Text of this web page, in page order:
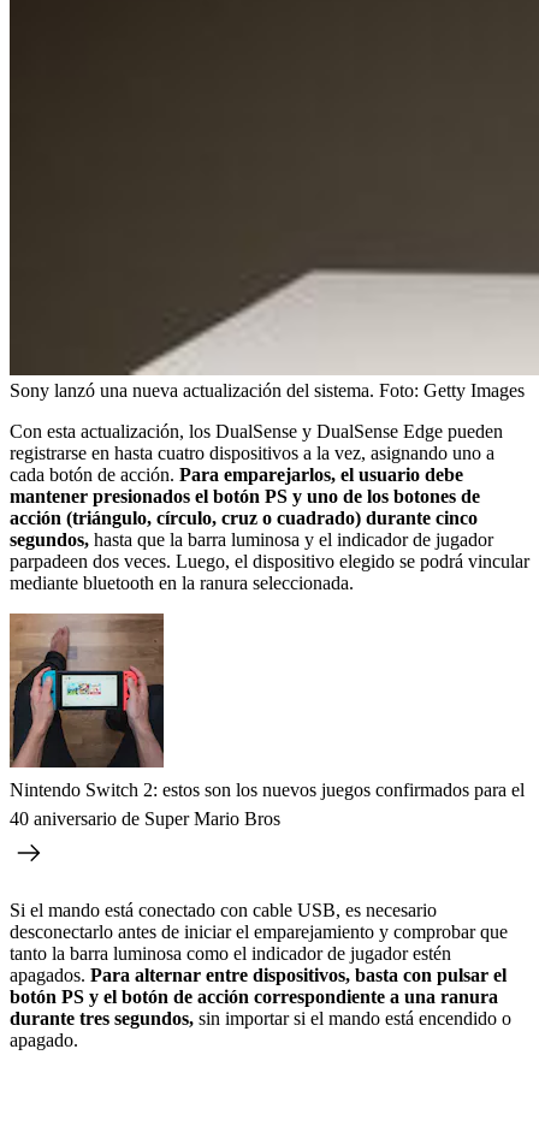
Sony lanzó una nueva actualización del sistema. Foto: Getty Images
Con esta actualización, los DualSense y DualSense Edge pueden
registrarse en hasta cuatro dispositivos a la vez, asignando uno a
cada botón de acción. Para emparejarlos, el usuario debe
mantener presionados el botón PS y uno de los botones de
acción (triángulo, círculo, cruz o cuadrado) durante cinco
segundos, hasta que la barra luminosa y el indicador de jugador
parpadeen dos veces. Luego, el dispositivo elegido se podrá vincular
mediante bluetooth en la ranura seleccionada.
Nintendo Switch 2: estos son los nuevos juegos confirmados para el
40 aniversario de Super Mario Bros
Si el mando está conectado con cable USB, es necesario
desconectarlo antes de iniciar el emparejamiento y comprobar que
tanto la barra luminosa como el indicador de jugador estén
apagados. Para alternar entre dispositivos, basta con pulsar el
botón PS y el botón de acción correspondiente a una ranura
durante tres segundos, sin importar si el mando está encendido o
apagado.